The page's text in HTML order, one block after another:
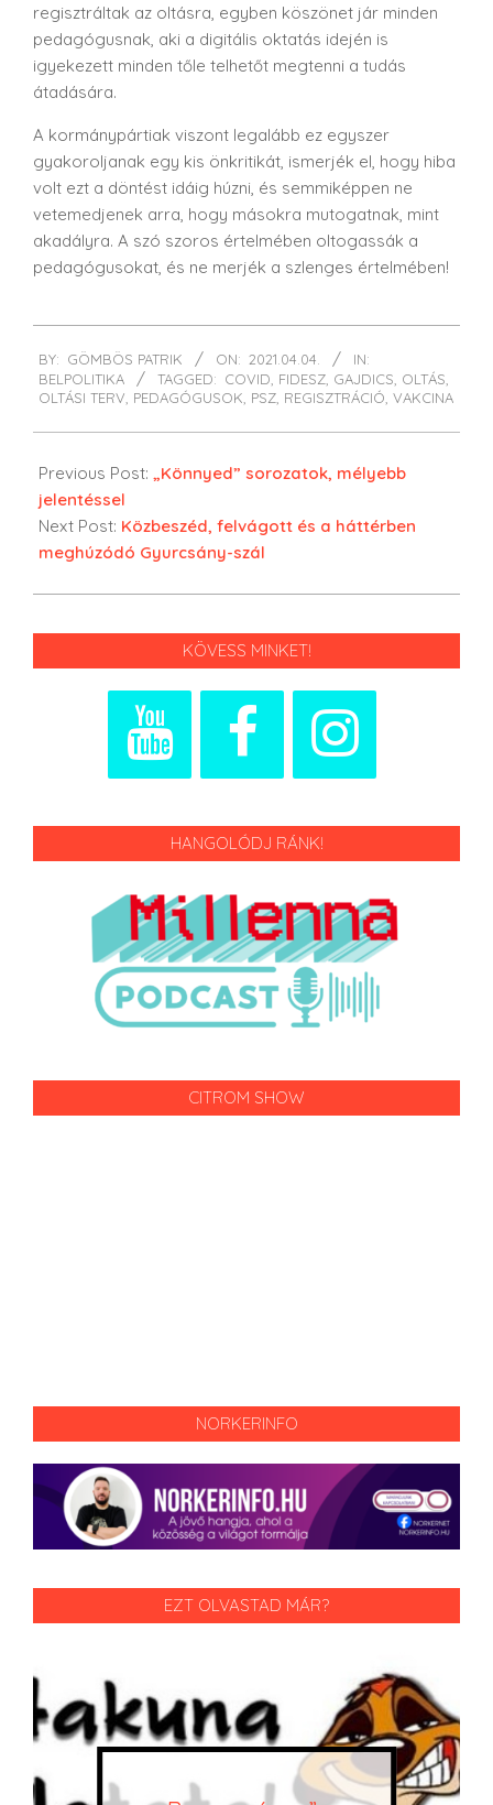
regisztráltak az oltásra, egyben köszönet jár minden
pedagógusnak, aki a digitális oktatás idején is
igyekezett minden tőle telhetőt megtenni a tudás
átadására.
A kormánypártiak viszont legalább ez egyszer
gyakoroljanak egy kis önkritikát, ismerjék el, hogy hiba
volt ezt a döntést idáig húzni, és semmiképpen ne
vetemedjenek arra, hogy másokra mutogatnak, mint
akadályra. A szó szoros értelmében oltogassák a
pedagógusokat, és ne merjék a szlenges értelmében!
04-
04
BY: GÖMBÖS PATRIK ON: 2021.04.04.
IN:
BELPOLITIKA
TAGGED: COVID, FIDESZ, GAJDICS, OLTÁS,
OLTÁSI TERV, PEDAGÓGUSOK, PSZ, REGISZTRÁCIÓ, VAKCINA
Previous Post: „Könnyed” sorozatok, mélyebb
jelentéssel
Next Post: Közbeszéd, felvágott és a háttérben
meghúzódó Gyurcsány-szál
KÖVESS MINKET!
HANGOLÓDJ RÁNK!
CITROM SHOW
NORKERINFO
EZT OLVASTAD MÁR?